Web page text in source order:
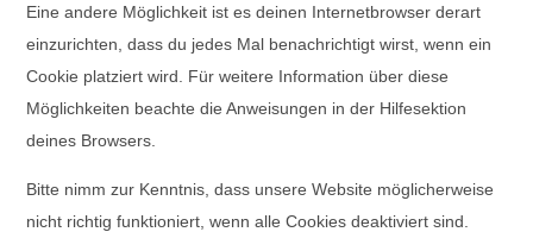
Eine andere Möglichkeit ist es deinen Internetbrowser derart
einzurichten, dass du jedes Mal benachrichtigt wirst, wenn ein
Cookie platziert wird. Für weitere Information über diese
Möglichkeiten beachte die Anweisungen in der Hilfesektion
deines Browsers.
Bitte nimm zur Kenntnis, dass unsere Website möglicherweise
nicht richtig funktioniert, wenn alle Cookies deaktiviert sind.